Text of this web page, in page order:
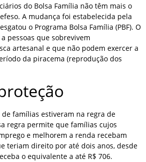
do Bolsa Família não têm mais o
A mudança foi estabelecida pela
o Programa Bolsa Família (PBF). O
pessoas que sobrevivem
artesanal e que não podem exercer a
da piracema (reprodução dos
de famílias estiveram na regra de
regra permite que famílias cujos
e melhorem a renda recebam
teriam direito por até dois anos, desde
o equivalente a até R$ 706.